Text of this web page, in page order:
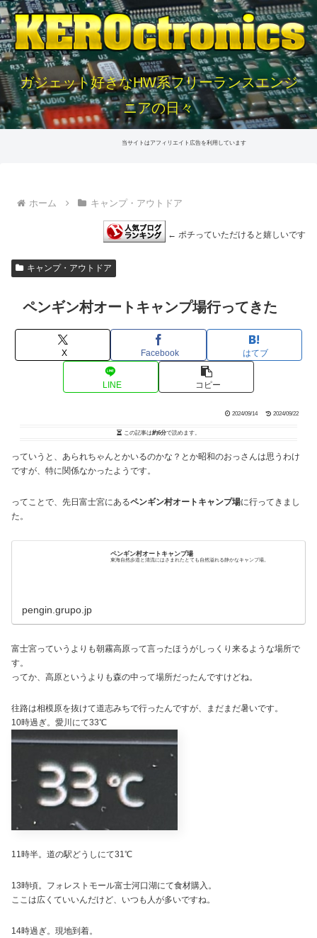
ガジェット好きなHW系フリーランスエンジ
ニアの日々
当サイトはアフィリエイト広告を利用しています
ホーム キャンプ・アウトドア
← ポチっていただけると嬉しいです
キャンプ・アウトドア
ペンギン村オートキャンプ場行ってきた
X Facebook はてブ
LINE コピー
2024/09/14 2024/09/22
この記事は約6分で読めます。
っていうと、あられちゃんとかいるのかな？とか昭和のおっさんは思うわけ
ですが、特に関係なかったようです。
ってことで、先日富士宮にあるペンギン村オートキャンプ場に行ってきまし
た。
ペンギン村オートキャンプ場
東海自然歩道と清流にはさまれたとても自然溢れる静かなキャンプ場。
pengin.grupo.jp
富士宮っていうよりも朝霧高原って言ったほうがしっくり来るような場所で
す。
ってか、高原というよりも森の中って場所だったんですけどね。
往路は相模原を抜けて道志みちで行ったんですが、まだまだ暑いです。
10時過ぎ。愛川にて33℃
11時半。道の駅どうしにて31℃
13時頃。フォレストモール富士河口湖にて食材購入。
ここは広くていいんだけど、いつも人が多いですね。
14時過ぎ。現地到着。